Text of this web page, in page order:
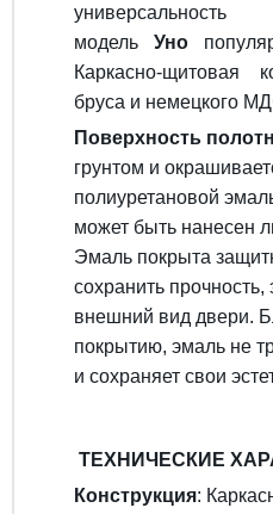
модель Уно
Каркасно-щитовая
бруса и немецкого
Поверхность
грунтом и
полиуретановой
может быть нанесен
Эмаль покрыта
сохранить прочность,
внешний вид двери.
покрытию, эмаль не
и сохраняет свои
ТЕХНИЧЕСКИЕ
Конструкция: